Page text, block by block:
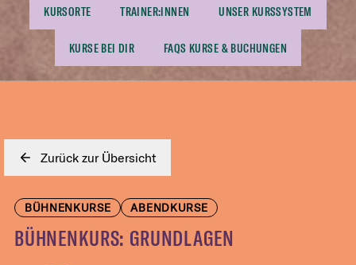
KURSORTE TRAINER:INNEN UNSER KURSSYSTEM
KURSE BEI DIR FAQS KURSE & BUCHUNGEN
Zurück zur Übersicht
BÜHNENKURSE ABENDKURSE
BÜHNENKURS: GRUNDLAGEN